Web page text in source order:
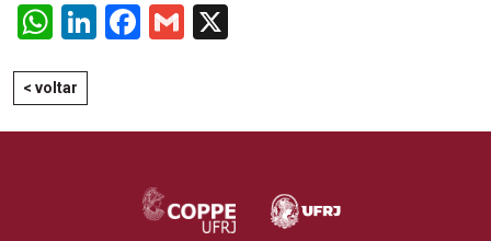
WhatsApp
LinkedIn
Facebook
Gmail
< voltar